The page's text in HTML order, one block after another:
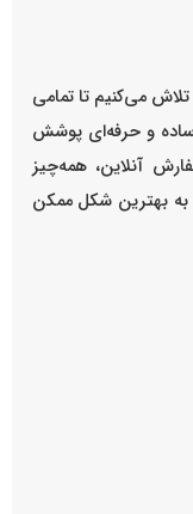
می‌کنیم تا تمامی
و حرفه‌ای پوشش
آنلاین، همه‌چیز
به بهترین شکل ممکن